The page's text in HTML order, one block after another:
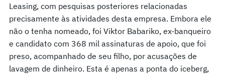
Leasing, com pesquisas posteriores relacionadas
precisamente às atividades desta empresa. Embora ele
não o tenha nomeado, foi Viktor Babariko, ex-banqueiro
e candidato com 368 mil assinaturas de apoio, que foi
preso, acompanhado de seu filho, por acusações de
lavagem de dinheiro. Esta é apenas a ponta do iceberg,